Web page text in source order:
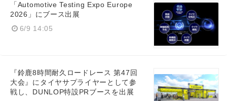
「Automotive Testing Expo Europe
2026」にブース出展
6/9 14:05
『鈴鹿8時間耐久ロードレース 第47回
大会』にタイヤサプライヤーとして参
戦し、DUNLOP特設PRブースを出展